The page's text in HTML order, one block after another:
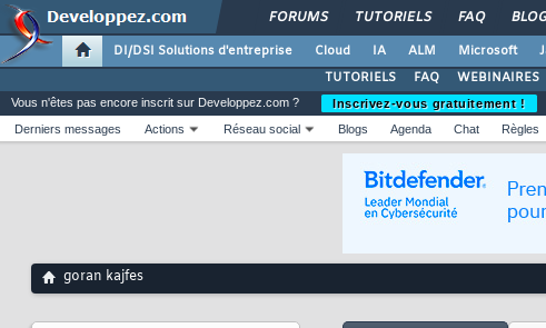
FORUMS TUTORIELS FAQ
DI/DSI Solutions d'entreprise Cloud IA ALM Microsoft
TUTORIELS
FAQ WEBINAIRES
Vous n'êtes pas encore inscrit sur Developpez.com ?
Inscrivez-vous gratuitement !
Derniers messages
Actions Réseau social Blogs Agenda Chat Règles
goran kajfes